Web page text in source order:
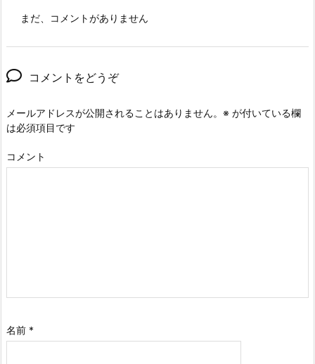
まだ、コメントがありません
コメントをどうぞ
メールアドレスが公開されることはありません。 ※ が付いている欄
は必須項目です
コメント
名前 *